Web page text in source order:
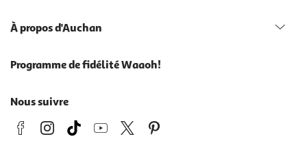
À propos d'Auchan
Programme de fidélité Waaoh!
Nous suivre